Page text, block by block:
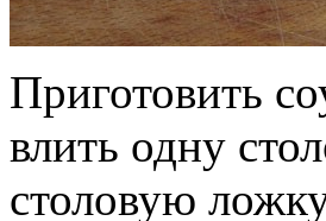
Приготовить
влить одну
столовую